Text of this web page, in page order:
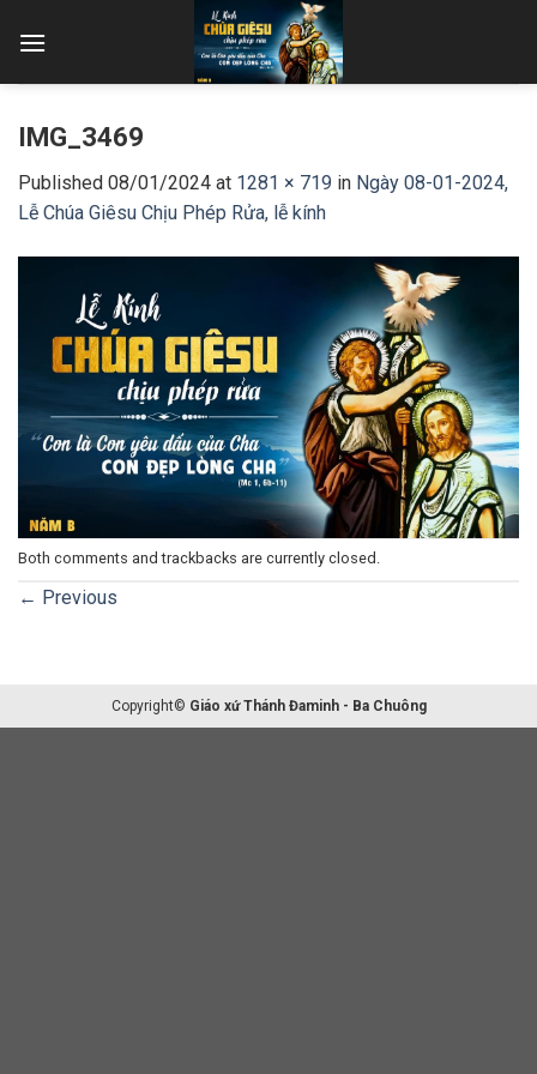
IMG_3469
Published 08/01/2024 at 1281 × 719 in Ngày 08-01-2024,
Lễ Chúa Giêsu Chịu Phép Rửa, lễ kính
Both comments and trackbacks are currently closed.
← Previous
Copyright© Giáo xứ Thánh Đaminh - Ba Chuông